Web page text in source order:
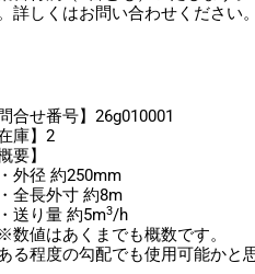
詳しくはお問い合わせください。
問合せ番号】26g010001
在庫】2
要】
外径 約250mm
全長外寸 約8m
送り量 約5m3/h
値はあくまでも概数です。
る程度の勾配でも使用可能かと思